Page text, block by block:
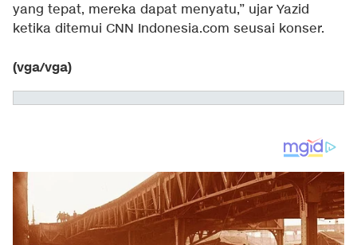
yang tepat, mereka dapat menyatu,” ujar Yazid
ketika ditemui CNN Indonesia.com seusai konser.
(vga/vga)